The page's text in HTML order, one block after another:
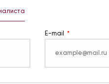
E-mail